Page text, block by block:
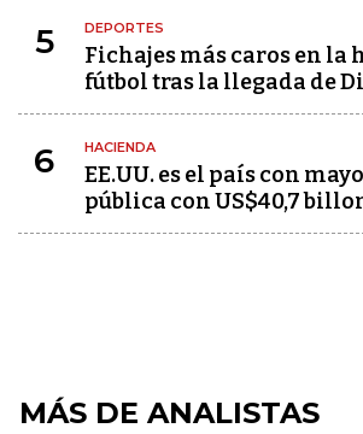
5 DEPORTES
Fichajes más caros en la
fútbol tras la llegada de
6 HACIENDA
EE.UU. es el país con
pública con US$40,7
MÁS DE ANALISTAS